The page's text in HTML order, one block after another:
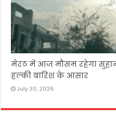
मेरठ में आज मौसम रहेगा
हल्की बारिश के आसार
July 30, 2026